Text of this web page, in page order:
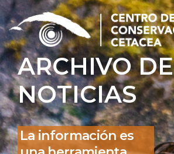
ARCHIVO DE
NOTICIAS
La información es